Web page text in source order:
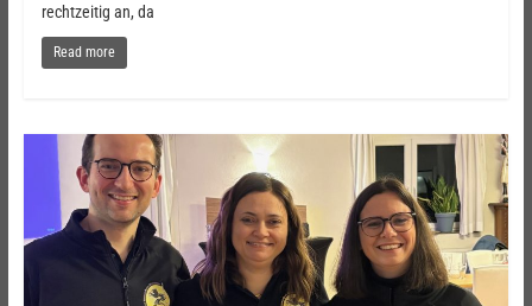
rechtzeitig an, da
Read more